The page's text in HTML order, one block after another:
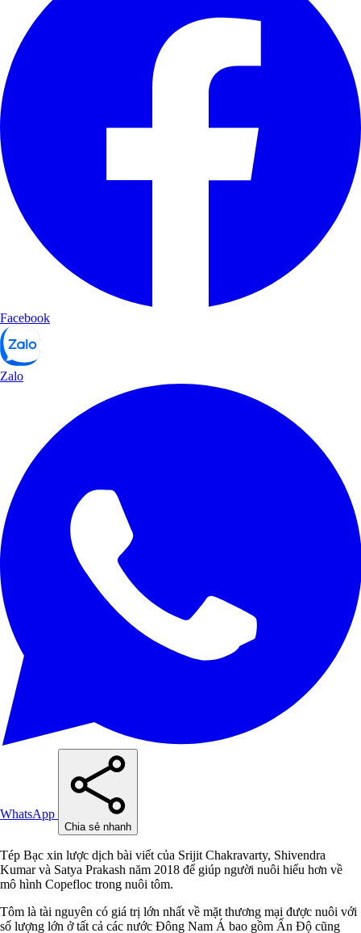
Facebook
Zalo
WhatsApp
Chia sẻ nhanh
Tép Bạc xin lược dịch bài viết của Srijit Chakravarty, Shivendra
Kumar và Satya Prakash năm 2018 để giúp người nuôi hiểu hơn về
mô hình Copefloc trong nuôi tôm.
Tôm là tài nguyên có giá trị lớn nhất về mặt thương mại được nuôi với
số lượng lớn ở tất cả các nước Đông Nam Á bao gồm Ấn Độ cũng